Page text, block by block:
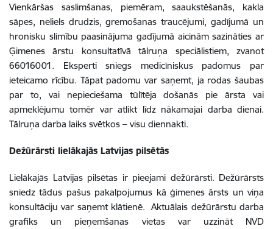
Vienkāršas saslimšanas, piemēram, saaukstēšanās, kakla
sāpes, neliels drudzis, gremošanas traucējumi, gadījumā un
hronisku slimību paasinājuma gadījumā aicinām sazināties ar
Ģimenes ārstu konsultatīvā tālruņa speciālistiem, zvanot
66016001. Eksperti sniegs medicīniskus padomus par
ieteicamo rīcību. Tāpat padomu var saņemt, ja rodas šaubas
par to, vai nepieciešama tūlītēja došanās pie ārsta vai
apmeklējumu tomēr var atlikt līdz nākamajai darba dienai.
Tālruņa darba laiks svētkos – visu diennakti.
Dežūrārsti lielākajās Latvijas pilsētās
Lielākajās Latvijas pilsētas ir pieejami dežūrārsti. Dežūrārsts
sniedz tādus pašus pakalpojumus kā ģimenes ārsts un viņa
konsultāciju var saņemt klātienē. Aktuālais dežūrārstu darba
grafiks un pieņemšanas vietas var uzzināt NVD